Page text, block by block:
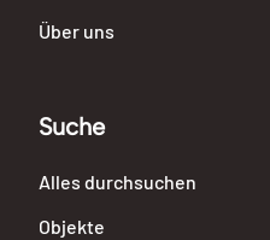
Über uns
Suche
Alles durchsuchen
Objekte